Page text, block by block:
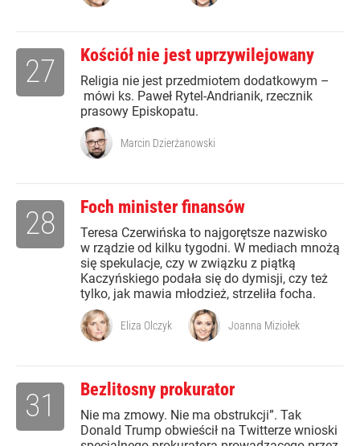
Kościół nie jest uprzywilejowany
Religia nie jest przedmiotem dodatkowym –
mówi ks. Paweł Rytel-Andrianik, rzecznik
prasowy Episkopatu.
27
Marcin Dzierżanowski
Foch minister finansów
Teresa Czerwińska to najgorętsze nazwisko
w rządzie od kilku tygodni. W mediach mnożą
się spekulacje, czy w związku z piątką
Kaczyńskiego podała się do dymisji, czy też
tylko, jak mawia młodzież, strzeliła focha.
28
Eliza Olczyk Joanna Miziołek
Bezlitosny prokurator
Nie ma zmowy. Nie ma obstrukcji”. Tak
Donald Trump obwieścił na Twitterze wnioski
31